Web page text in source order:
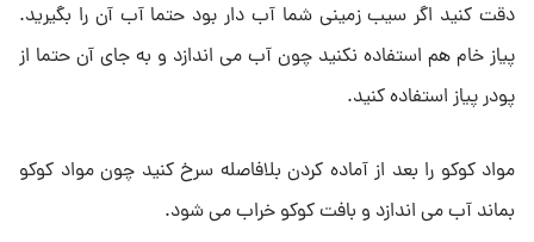
دقت کنید اگر سیب زمینی شما آب دار بود حتما آب آن را بگیرید.
پیاز خام هم استفاده نکنید چون آب می اندازد و به جای آن حتما از
پودر پیاز استفاده کنید.
مواد کوکو را بعد از آماده کردن بلافاصله سرخ کنید چون مواد کوکو
بماند آب می اندازد و بافت کوکو خراب می شود.